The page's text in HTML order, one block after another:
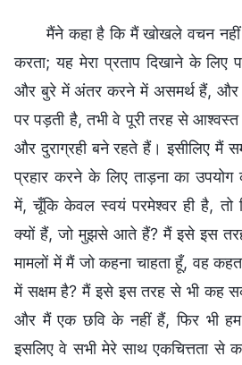
मैंने कहा है कि मैं खोखले वचन नहीं
करता; यह मेरा प्रताप दिखाने के लिए
और बुरे में अंतर करने में असमर्थ हैं, और
पर पड़ती है, तभी वे पूरी तरह से आश्वस्त
और दुराग्रही बने रहते हैं। इसीलिए मैं
प्रहार करने के लिए ताड़ना का
में, चूँकि केवल स्वयं परमेश्वर ही है, तो
क्यों हैं, जो मुझसे आते हैं? मैं इसे इस
मामलों में मैं जो कहना चाहता हूँ, वह
में सक्षम है? मैं इसे इस तरह से भी कह
और मैं एक छवि के नहीं हैं, फिर भी हम
इसलिए वे सभी मेरे साथ एकचित्तता से